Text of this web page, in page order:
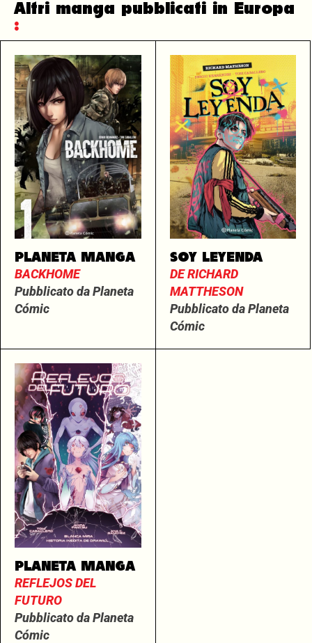
Altri manga pubblicati in Europa
:
PLANETA MANGA
BACKHOME
Pubblicato da Planeta
Cómic
SOY LEYENDA
DE RICHARD
MATTHESON
Pubblicato da Planeta
Cómic
PLANETA MANGA
REFLEJOS DEL
FUTURO
Pubblicato da Planeta
Cómic